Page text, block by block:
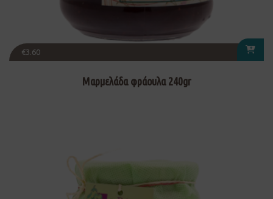
€3.60
Μαρμελάδα φράουλα 240gr